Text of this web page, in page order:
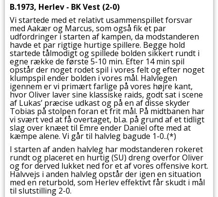
B.1973, Herlev - BK Vest (2-0)
Vi startede med et relativt usammenspillet forsvar
med Aakær og Marcus, som også fik et par
udfordringer i starten af kampen, da modstanderen
havde et par rigtige hurtige spillere. Begge hold
startede tålmodigt og spillede bolden sikkert rundt i
egne række de første 5-10 min. Efter 14 min spil
opstår der noget rodet spil i vores felt og efter noget
klumpspil ender bolden i vores mål. Halvlegen
igennem er vi primært farlige på vores højre kant,
hvor Oliver laver sine klassiske raids, godt sat i scene
af Lukas’ præcise udkast og på en af disse skyder
Tobias på stolpen foran et frit mål. På midtbanen har
vi svært ved at få overtaget, bl.a. på grund af et tidligt
slag over knæet til Emre ender Daniel ofte med at
kæmpe alene. Vi går til halvleg bagude 1-0..(*)
I starten af anden halvleg har modstanderen rokeret
rundt og placeret en hurtig (SU) dreng overfor Oliver
og for derved lukket ned for et af vores offensive kort.
Halvvejs i anden halvleg opstår der igen en situation
med en returbold, som Herlev effektivt får skudt i mål
til slutstilling 2-0.